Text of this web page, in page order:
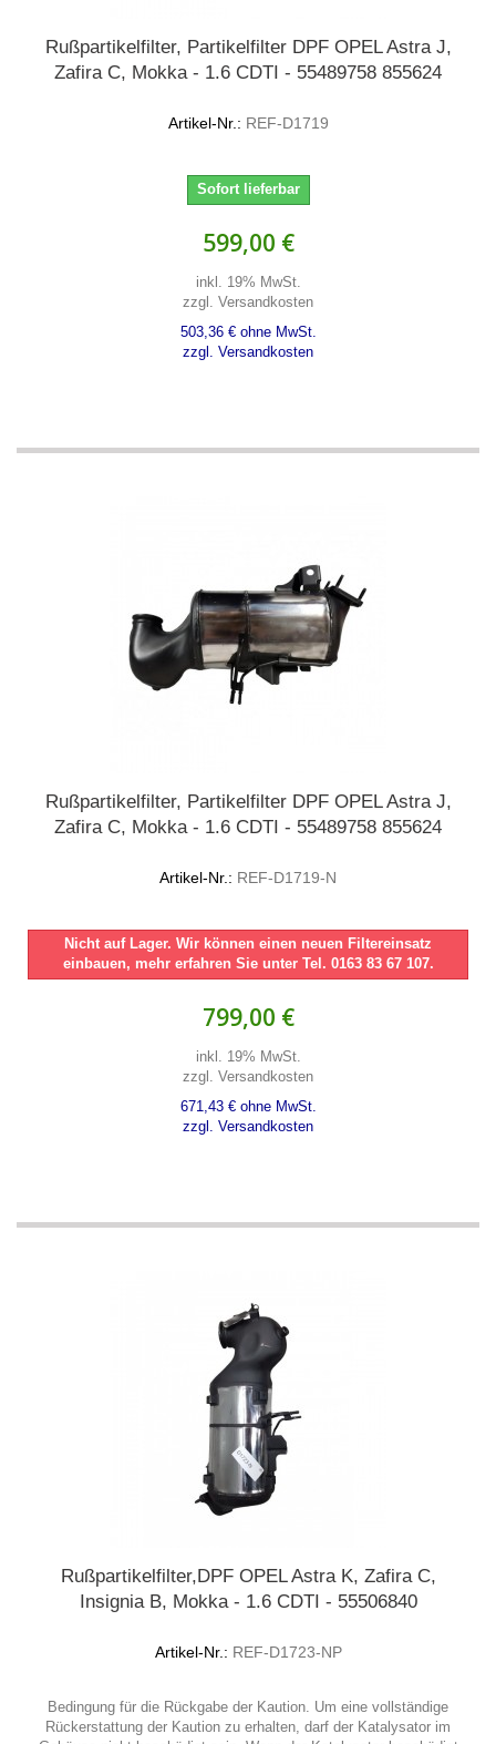
Rußpartikelfilter, Partikelfilter DPF OPEL Astra J,
Zafira C, Mokka - 1.6 CDTI - 55489758 855624
Artikel-Nr.: REF-D1719
Sofort lieferbar
599,00 €
inkl. 19% MwSt.
zzgl. Versandkosten
503,36 € ohne MwSt.
zzgl. Versandkosten
Rußpartikelfilter, Partikelfilter DPF OPEL Astra J,
Zafira C, Mokka - 1.6 CDTI - 55489758 855624
Artikel-Nr.: REF-D1719-N
Nicht auf Lager. Wir können einen neuen Filtereinsatz
einbauen, mehr erfahren Sie unter Tel. 0163 83 67 107.
799,00 €
inkl. 19% MwSt.
zzgl. Versandkosten
671,43 € ohne MwSt.
zzgl. Versandkosten
Rußpartikelfilter,DPF OPEL Astra K, Zafira C,
Insignia B, Mokka - 1.6 CDTI - 55506840
Artikel-Nr.: REF-D1723-NP
Bedingung für die Rückgabe der Kaution. Um eine vollständige
Rückerstattung der Kaution zu erhalten, darf der Katalysator im